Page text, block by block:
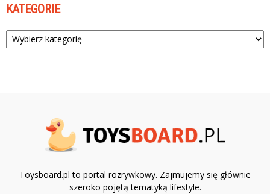
KATEGORIE
Kategorie
Toysboard.pl to portal rozrywkowy. Zajmujemy się głównie
szeroko pojętą tematyką lifestyle.